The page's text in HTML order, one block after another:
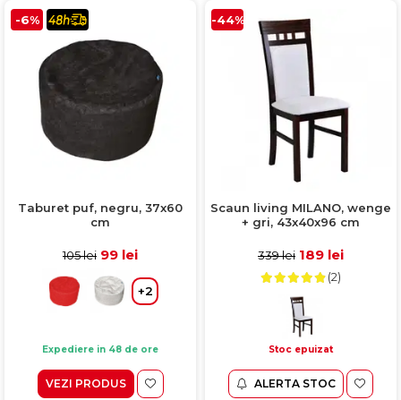
-6%
Taburet puf, negru, 37x60
cm
105 lei 99 lei
+2
Expediere in 48 de ore
VEZI PRODUS
-44%
Scaun living MILANO, wenge
+ gri, 43x40x96 cm
339 lei 189 lei
(2)
Stoc epuizat
ALERTA STOC